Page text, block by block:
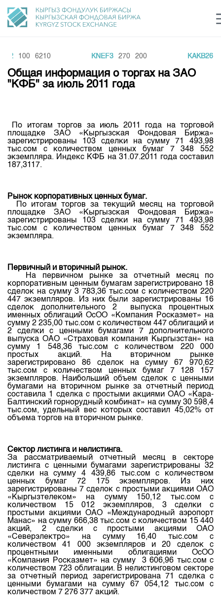
Финансовый рынок KG login Рус Кыр
Общая информация
Акционеры
Руководство
Комитеты
Участники торгов
Наши партнеры
Контакты
Направления
Товарно-сырьевой сектор
Листинг
Тарифы
Аналитика
Финансовый рынок KG
Нормативная база
Биржевая деятельность
Центр раскрытия информации
Статистика торгов
Итоги последних торгов
Архив торгов
Индекс и Капитализация
Котировки по ЦБ
Расписание аукционов по ГЦБ
Результаты аукционов ГЦБ
Объем ГЦБ в обращении
Результаты аукционов по депозитам
Учебный центр
Общая информация
План работы на год
100 6210 KNEF3 270 200 KAKB26 20
Общая информация о торгах на ЗАО
"КФБ" за июль 2011 года
По итогам торгов за июль 2011 года на торговой
площадке ЗАО «Кыргызская Фондовая Биржа»
зарегистрированы 103 сделки на сумму 71 493,98
тыс.сом с количеством ценных бумаг7 348 552
экземпляра. Индекс КФБ на31.07.2011 года составил
187,3117.
Рынок корпоративных ценных бумаг.
По
итогам торгов за текущий месяц на торговой
площадке ЗАО «Кыргызская Фондовая Биржа»
зарегистрированы 103 сделки на сумму 71 493,98
тыс.сом с количеством ценных бумаг7 348 552
экземпляра.
Первичный и вторичный рынок.
На
первичном рынке за отчетный месяц
по
корпоративным ценным бумагам зарегистрировано 18
сделок на сумму 3 783,36 тыс.сом с количеством 220
447экземпляров. Изнихбыли зарегистрированы 16
сделок
дополнительного2 выпуска
процентных
именных облигаций ОсОО «Компания Росказмет» на
сумму 2 235,00тыс.сом с количеством 447 облигацийи
2сделки с ценными бумагами7дополнительного
выпуска ОАО «Страховая компания Кыргызстан» на
сумму 1 548,36 тыс.сом с количеством 220 000
простых
акций. На вторичном
рынке
зарегистрировано 86 сделок на сумму 67 970,62
тыс.сом с количеством ценных бумаг7 128 157
экземпляров. Наибольший объем сделок с ценными
бумагами
на вторичном рынке за отчетный
период
составила 1 сделка с простыми акциями ОАО «Кара-
Балтинский горнорудный комбинат» на сумму30 598,4
тыс.сом,удельный вес которых составил 45,02%от
объема торгов на вторичном рынке.
Сектор листингаи нелистинга.
За
рассматриваемый отчетный месяц в секторе
листинга с ценными бумагами зарегистрированы 32
сделки
на сумму 4 439,86 тыс.сом с количеством
ценных
бумаг72 175экземпляров. Из них
зарегистрированы 7сделок с простыми акциямиОАО
«Кыргызтелеком» на сумму150,12 тыс.сом с
количеством 15 012 экземпляров, 3сделки с
простыми акциями ОАО «Международный аэропорт
Манас» на сумму 666,38 тыс.сом с количеством 15 440
акций, 2 сделки с простыми акциямиОАО
«Северэлектро» на сумму16,40тыс.сом с
количеством 41 000 экземпляров и 20 сделокс
процентными именными облигациями ОсОО
«Компания Росказмет» на сумму3 606,96 тыс.сом с
количеством 723 облигации. В нелистинговом секторе
за отчетный период зарегистрирована 71 сделкас
ценными
бумагами на сумму67 054,12 тыс.сом с
количеством 7 276 377 акций.